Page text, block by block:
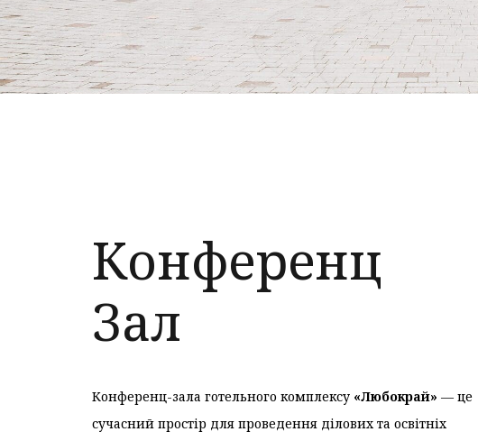
Конференц
Зал
Конференц-зала готельного комплексу «Любокрай» — це
сучасний простір для проведення ділових та освітніх